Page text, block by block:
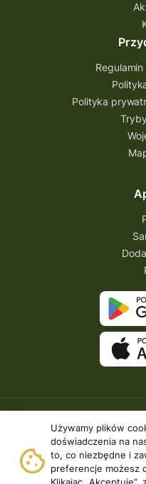
Używamy plików
doświadczenia na
to, co niezbędne i
preferencje możesz
Quest Bolestraszyce
Przecław Quest
Pogórze Dynowskie
Partnerstwo
Park Etnograficzny
Park Etnograficzny
Hutniczy Ostrowiec
gry
akademia questingu
Zielona Góra
wyprawa
wyieczki śląskie
wycieczki
Polityka